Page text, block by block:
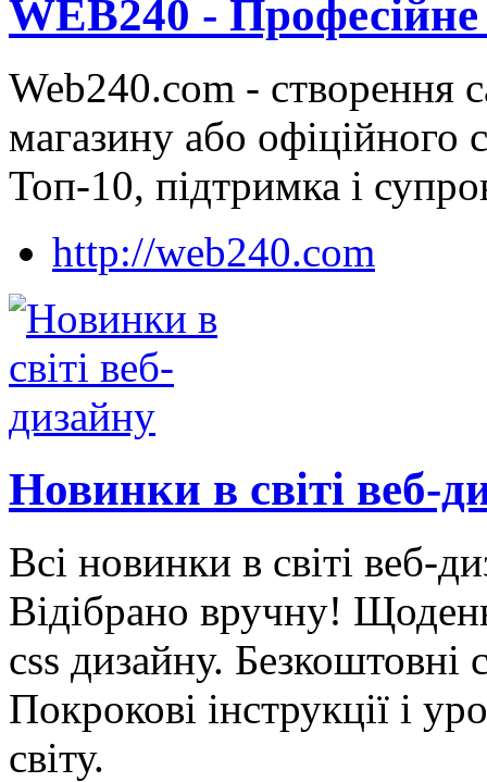
WEB240 - Професійне
Web240.com - створення
магазину або офіційного
Топ-10, підтримка і
http://web240.com
Новинки в світі веб-
Всі новинки в світі веб-
Відібрано вручну!
css дизайну.
Покрокові інструкції і
світу.